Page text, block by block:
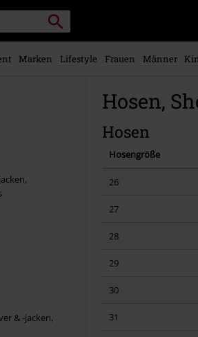
Packstation
suchen
Marken Lifestyle Frauen Männer
& -jacken,
Hosen,
Hosen
Hosengröße
26
27
28
29
30
31